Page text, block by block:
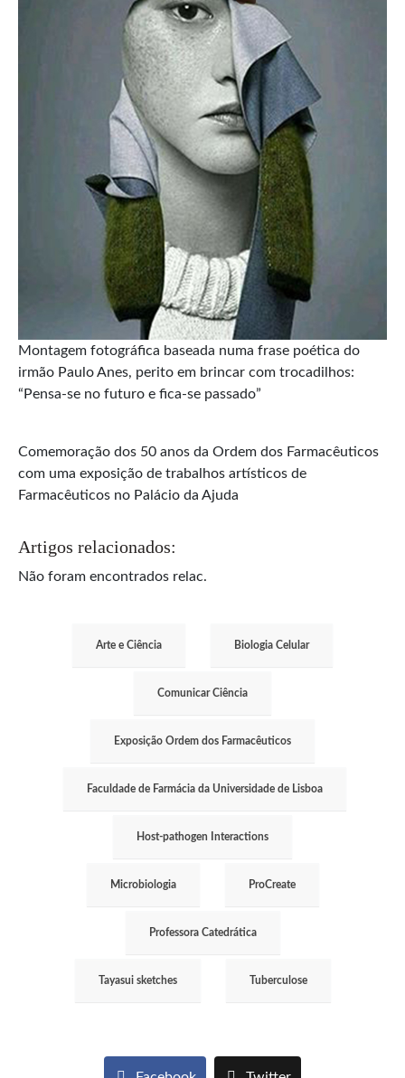
Montagem fotográfica baseada numa frase poética do
irmão Paulo Anes, perito em brincar com trocadilhos:
“Pensa-se no futuro e fica-se passado”
Comemoração dos 50 anos da Ordem dos Farmacêuticos
com uma exposição de trabalhos artísticos de
Farmacêuticos no Palácio da Ajuda
Artigos relacionados:
Não foram encontrados relac.
Arte e Ciência Biologia Celular
Comunicar Ciência
Exposição Ordem dos Farmacêuticos
Faculdade de Farmácia da Universidade de Lisboa
Host-pathogen Interactions
Microbiologia ProCreate
Professora Catedrática
Tayasui sketches Tuberculose